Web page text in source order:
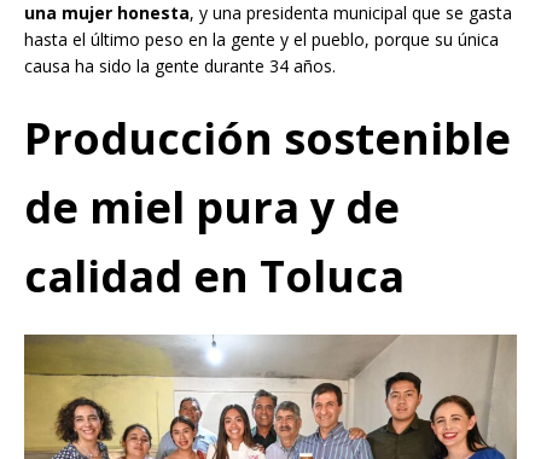
una mujer honesta, y una presidenta municipal que se gasta
hasta el último peso en la gente y el pueblo, porque su única
causa ha sido la gente durante 34 años.
Producción sostenible
de miel pura y de
calidad en Toluca